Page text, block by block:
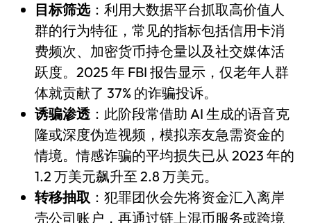
目标筛选：利用大数据平台抓取高价值人
群的行为特征，常见的指标包括信用卡消
费频次、加密货币持仓量以及社交媒体活
跃度。2025 年 FBI 报告显示，仅老年人群
体就贡献了 37% 的诈骗投诉。
诱骗渗透：此阶段常借助 AI 生成的语音克
隆或深度伪造视频，模拟亲友急需资金的
情境。情感诈骗的平均损失已从 2023 年的
1.2 万美元飙升至 2.8 万美元。
转移抽取 ：犯罪团伙会先将资金汇入离岸
壳公司账户，再通过链上混币服务或跨境